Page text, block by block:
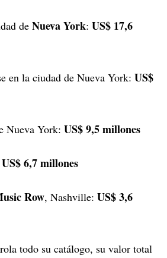
de Nueva York: US$ 17,6
en la ciudad de Nueva York: US$
Nueva York: US$ 9,5 millones
US$ 6,7 millones
Row, Nashville: US$ 3,6
todo su catálogo, su valor total